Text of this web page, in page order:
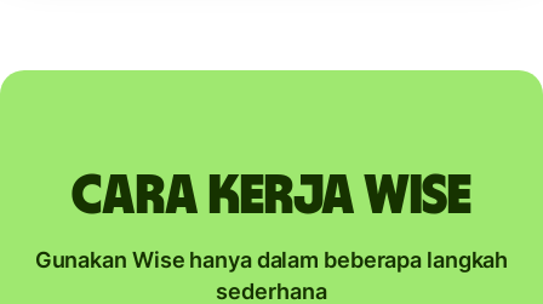
Cara kerja Wise
Gunakan Wise hanya dalam beberapa langkah
sederhana